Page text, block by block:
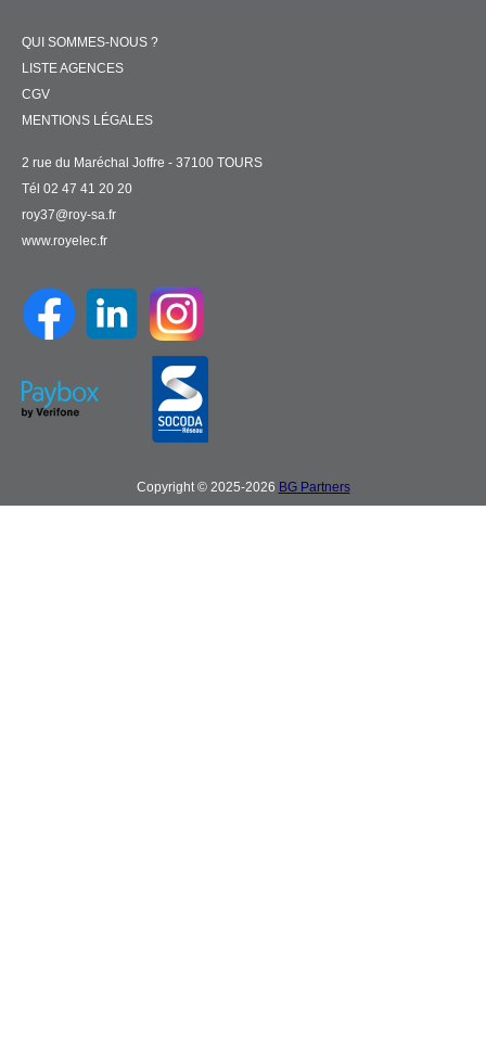
QUI SOMMES-NOUS ?
LISTE AGENCES
CGV
MENTIONS LÉGALES
2 rue du Maréchal Joffre - 37100 TOURS
Tél 02 47 41 20 20
roy37@roy-sa.fr
www.royelec.fr
Copyright © 2025-2026 BG Partners